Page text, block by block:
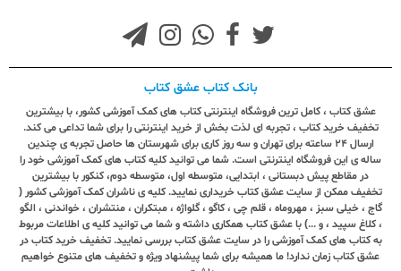
بانک کتاب عشق کتاب
عشق کتاب ، کامل ترین فروشگاه اینترنتی کتاب های کمک آموزشی کشور، با بیشترین
تخفیف خرید کتاب ، تجربه ای لذت بخش از خرید اینترنتی را برای شما تداعی می کند.
ارسال ٢٤ ساعته برای تهران و سه روز کاری برای شهرستان ها حاصل تجربه ی چندین
ساله ی این فروشگاه اینترنتی است. شما می توانید کلیه کتاب های کمک آموزشی خود را
در مقاطع پیش دبستانی ، ابتدایی، متوسطه اول، متوسطه دوم، کنکور با بیشترین
تخفیف ممکن از سایت عشق کتاب خریداری نمایید. کلیه ی ناشران کمک آموزشی کشور (
گاج ، خیلی سبز ، مهروماه ، قلم چی ، کاگو ، گلواژه ، مبتکران ، منتشران ، خواندنی ، الگو
، کلاغ سپید ، و ...) با عشق کتاب همکاری داشته و شما می توانید کلیه ی اطلاعات مربوط
به کتاب های کمک آموزشی را در سایت عشق کتاب بررسی نمایید. تخفیف خرید کتاب در
عشق کتاب زمان ندارد! ما همیشه برای شما پیشنهاد ویژه و تخفیف های متنوع خواهیم